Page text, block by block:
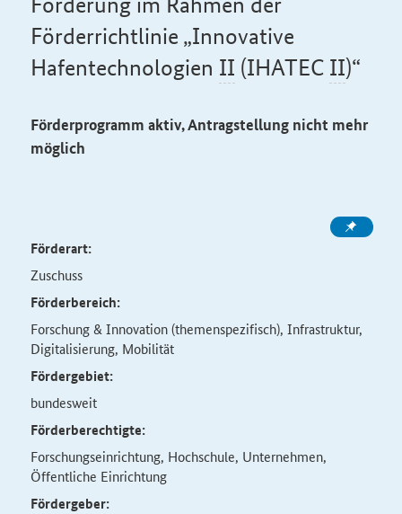
Förderrichtlinie „Innovative
Hafentechnologien II (IHATEC II)“
Förderprogramm aktiv, Antragstellung nicht mehr
möglich
Förderart:
Zuschuss
Förderbereich:
Forschung & Innovation (themenspezifisch), Infrastruktur,
Digitalisierung, Mobilität
Fördergebiet:
bundesweit
Förderberechtigte:
Forschungseinrichtung, Hochschule, Unternehmen,
Öffentliche Einrichtung
Fördergeber: